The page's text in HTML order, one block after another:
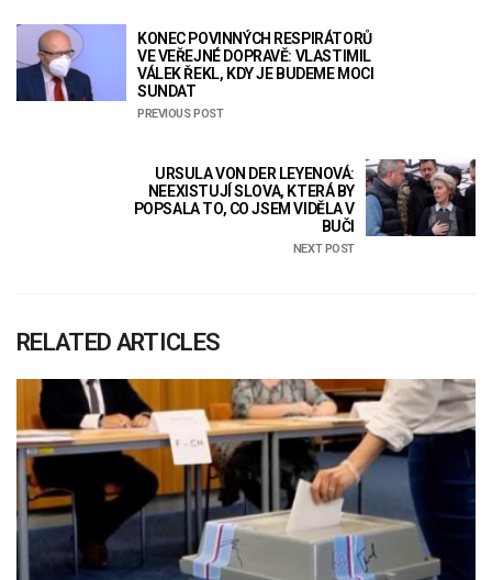
KONEC POVINNÝCH RESPIRÁTORŮ
VE VEŘEJNÉ DOPRAVĚ: VLASTIMIL
VÁLEK ŘEKL, KDY JE BUDEME MOCI
SUNDAT
PREVIOUS POST
URSULA VON DER LEYENOVÁ:
NEEXISTUJÍ SLOVA, KTERÁ BY
POPSALA TO, CO JSEM VIDĚLA V
BUČI
NEXT POST
RELATED ARTICLES